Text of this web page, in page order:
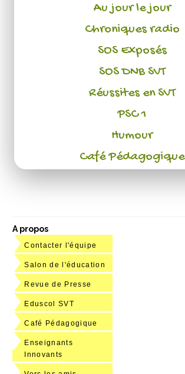
Au jour le jour
Chroniques radio
SOS Exposés
SOS DNB SVT
Réussites en SVT
PSC 1
Humour
Café Pédagogique
A propos
Contacter l'équipe
Salon de l'éducation
Revue de Presse
Eduscol SVT
Café Pédagogique
Enseignants
Innovants